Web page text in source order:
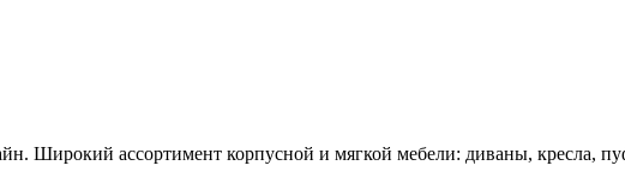
Широкий ассортимент корпусной и мягкой мебели: диваны, кресла,